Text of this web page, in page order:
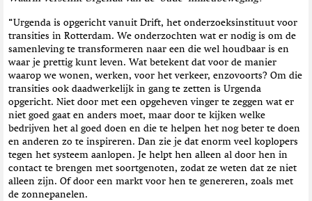
“Urgenda is opgericht vanuit Drift, het onderzoeksinstituut voor
transities in Rotterdam. We onderzochten wat er nodig is om de
samenleving te transformeren naar een die wel houdbaar is en
waar je prettig kunt leven. Wat betekent dat voor de manier
waarop we wonen, werken, voor het verkeer, enzovoorts? Om die
transities ook daadwerkelijk in gang te zetten is Urgenda
opgericht. Niet door met een opgeheven vinger te zeggen wat er
niet goed gaat en anders moet, maar door te kijken welke
bedrijven het al goed doen en die te helpen het nog beter te doen
en anderen zo te inspireren. Dan zie je dat enorm veel koplopers
tegen het systeem aanlopen. Je helpt hen alleen al door hen in
contact te brengen met soortgenoten, zodat ze weten dat ze niet
alleen zijn. Of door een markt voor hen te genereren, zoals met
de zonnepanelen.